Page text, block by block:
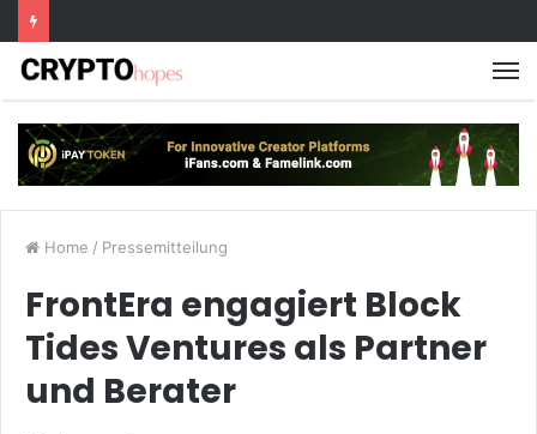
Home / Pressemitteilung
FrontEra engagiert Block
Tides Ventures als Partner
und Berater